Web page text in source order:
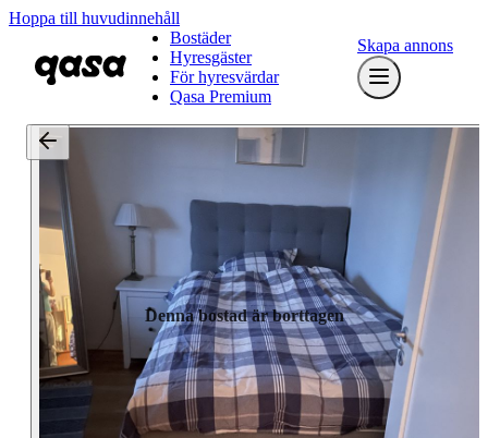
Hoppa till huvudinnehåll
Bostäder
Hyresgäster
För hyresvärdar
Qasa Premium
Skapa annons
Denna bostad är borttagen